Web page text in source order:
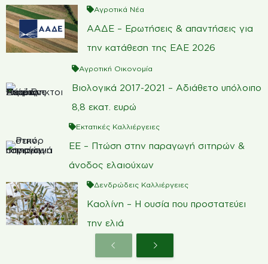
Αγροτικά Νέα
ΑΑΔΕ – Ερωτήσεις & απαντήσεις για
την κατάθεση της ΕΑΕ 2026
Αγροτική Οικονομία
Βιολογικά 2017-2021 – Αδιάθετο υπόλοιπο
8,8 εκατ. ευρώ
Εκτατικές Καλλιέργειες
ΕΕ – Πτώση στην παραγωγή σιτηρών &
άνοδος ελαιούχων
Δενδρώδεις Καλλιέργειες
Καολίνη – Η ουσία που προστατεύει
την ελιά